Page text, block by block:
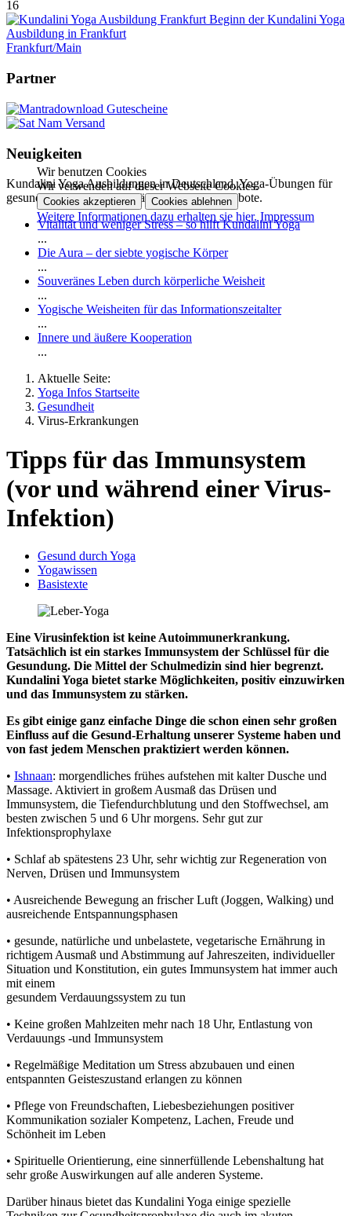
16
Beginn der Kundalini Yoga
Ausbildung in Frankfurt
Frankfurt/Main
Partner
Neuigkeiten
Kundalini Yoga Ausbildungen in Deutschland, Yoga-Übungen für
gesundheitliche Souveränität und Online-Angebote.
Vitalität und weniger Stress – so hilft Kundalini Yoga
...
Die Aura – der siebte yogische Körper
...
Souveränes Leben durch körperliche Weisheit
...
Yogische Weisheiten für das Informationszeitalter
...
Innere und äußere Kooperation
...
Aktuelle Seite:
Yoga Infos Startseite
Gesundheit
Virus-Erkrankungen
Tipps für das Immunsystem
(vor und während einer Virus-
Infektion)
Gesund durch Yoga
Yogawissen
Basistexte
Eine Virusinfektion ist keine Autoimmunerkrankung.
Tatsächlich ist ein starkes Immunsystem der Schlüssel für die
Gesundung. Die Mittel der Schulmedizin sind hier begrenzt.
Kundalini Yoga bietet starke Möglichkeiten, positiv einzuwirken
und das Immunsystem zu stärken.
Es gibt einige ganz einfache Dinge die schon einen sehr großen
Einfluss auf die Gesund-Erhaltung unserer Systeme haben und
von fast jedem Menschen praktiziert werden können.
• Ishnaan: morgendliches frühes aufstehen mit kalter Dusche und
Massage. Aktiviert in großem Ausmaß das Drüsen und
Immunsystem, die Tiefendurchblutung und den Stoffwechsel, am
besten zwischen 5 und 6 Uhr morgens. Sehr gut zur
Infektionsprophylaxe
• Schlaf ab spätestens 23 Uhr, sehr wichtig zur Regeneration von
Nerven, Drüsen und Immunsystem
• Ausreichende Bewegung an frischer Luft (Joggen, Walking) und
ausreichende Entspannungsphasen
• gesunde, natürliche und unbelastete, vegetarische Ernährung in
richtigem Ausmaß und Abstimmung auf Jahreszeiten, individueller
Situation und Konstitution, ein gutes Immunsystem hat immer auch
mit einem
gesundem Verdauungssystem zu tun
• Keine großen Mahlzeiten mehr nach 18 Uhr, Entlastung von
Verdauungs -und Immunsystem
• Regelmäßige Meditation um Stress abzubauen und einen
entspannten Geisteszustand erlangen zu können
• Pflege von Freundschaften, Liebesbeziehungen positiver
Kommunikation sozialer Kompetenz, Lachen, Freude und
Schönheit im Leben
• Spirituelle Orientierung, eine sinnerfüllende Lebenshaltung hat
sehr große Auswirkungen auf alle anderen Systeme.
Darüber hinaus bietet das Kundalini Yoga einige spezielle
Wir benutzen Cookies
Wir verwenden auf dieser Webseite Cookies.
Cookies akzeptieren Cookies ablehnen
Weitere Informationen dazu erhalten sie hier. Impressum